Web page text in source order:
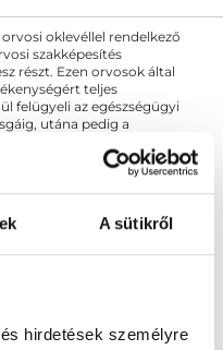
A sütikről
hirdetések személyre
oklevéllel rendelkező
szakképesítés
részt. Ezen orvosok által
teljes
felügyeli az egészségügyi
utána pedig a
bármely szakorvos